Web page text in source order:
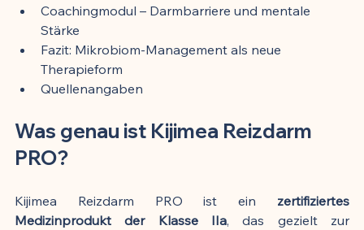
Coachingmodul – Darmbarriere und mentale
Stärke
Fazit: Mikrobiom-Management als neue
Therapieform
Quellenangaben
Was genau ist Kijimea Reizdarm
PRO?
Kijimea Reizdarm PRO ist ein zertifiziertes
Medizinprodukt der Klasse IIa, das gezielt zur